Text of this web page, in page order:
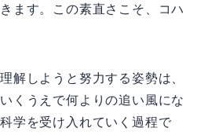
ます。この素直さこそ、コハ
解しようと努力する姿勢は、
くうえで何よりの追い風にな
学を受け入れていく過程で